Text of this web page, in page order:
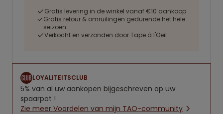
Gratis levering in de winkel vanaf €10 aankoop
Gratis retour & omruilingen gedurende het hele
seizoen
Verkocht en verzonden door Tape à l'Oeil
LOYALITEITSCLUB
5% van al uw aankopen bijgeschreven op uw
spaarpot !
Zie meer Voordelen van mijn TAO-community